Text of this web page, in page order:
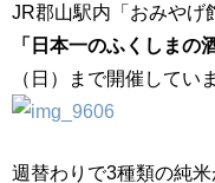
JR郡山駅内「おみやげ
「日本一のふくしまの
（日）まで開催してい
週替わりで3種類の純米